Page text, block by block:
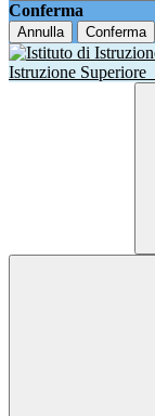
Conferma
Annulla Conferma
Istruzione Superiore